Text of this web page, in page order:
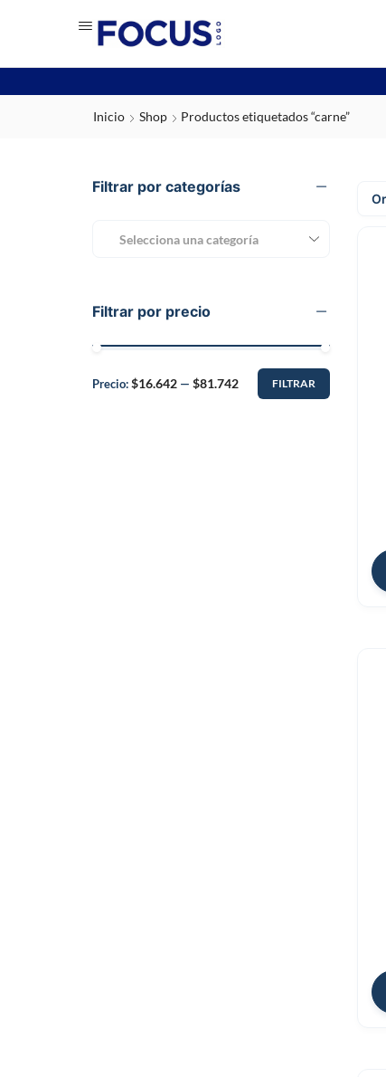
Inicio Shop Productos etiquetados “carne”
Filtrar por categorías
Selecciona una categoría
Filtrar por precio
FILTRAR
Precio:$16.642 — $81.742